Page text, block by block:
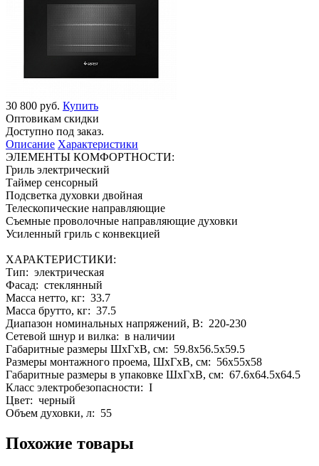
30 800 руб. Купить
Оптовикам скидки
Доступно под заказ.
Описание Характеристики
ЭЛЕМЕНТЫ КОМФОРТНОСТИ:
Гриль электрический
Таймер сенсорный
Подсветка духовки двойная
Телескопические направляющие
Съемные проволочные направляющие духовки
Усиленный гриль с конвекцией
ХАРАКТЕРИСТИКИ:
Тип: электрическая
Фасад: стеклянный
Масса нетто, кг: 33.7
Масса брутто, кг: 37.5
Диапазон номинальных напряжений, В: 220-230
Сетевой шнур и вилка: в наличии
Габаритные размеры ШхГхВ, см: 59.8х56.5х59.5
Размеры монтажного проема, ШхГхВ, см: 56x55x58
Габаритные размеры в упаковке ШхГхВ, см: 67.6x64.5x64.5
Класс электробезопасности: I
Цвет: черный
Объем духовки, л: 55
Похожие товары